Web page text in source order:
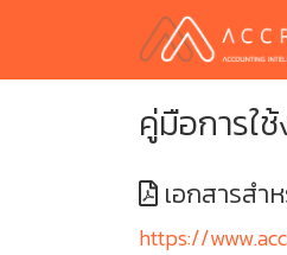
คู่มือการใ
เอกสารสำ
https://